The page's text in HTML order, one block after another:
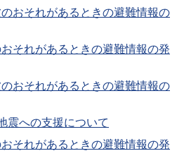
のおそれがあるときの避難情報の
おそれがあるときの避難情報の発
のおそれがあるときの避難情報の
震への支援について
おそれがあるときの避難情報の発